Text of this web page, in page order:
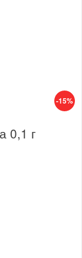
-15%
0,1 г